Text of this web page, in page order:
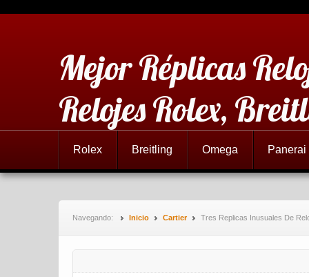
Mejor Réplicas
Relojes Rolex,
Rolex Breitling Omega Panerai
Navegando: Inicio Cartier Tres Replicas Inusuales De